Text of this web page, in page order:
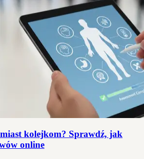
kolejkom? Sprawdź, jak
online